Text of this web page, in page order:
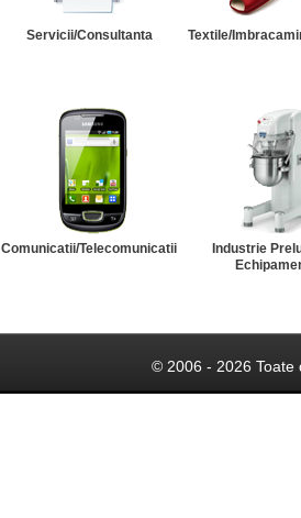
Servicii/Consultanta Textile/
Comunicatii/Telecomunicatii
Industrie
© 2006 - 2026